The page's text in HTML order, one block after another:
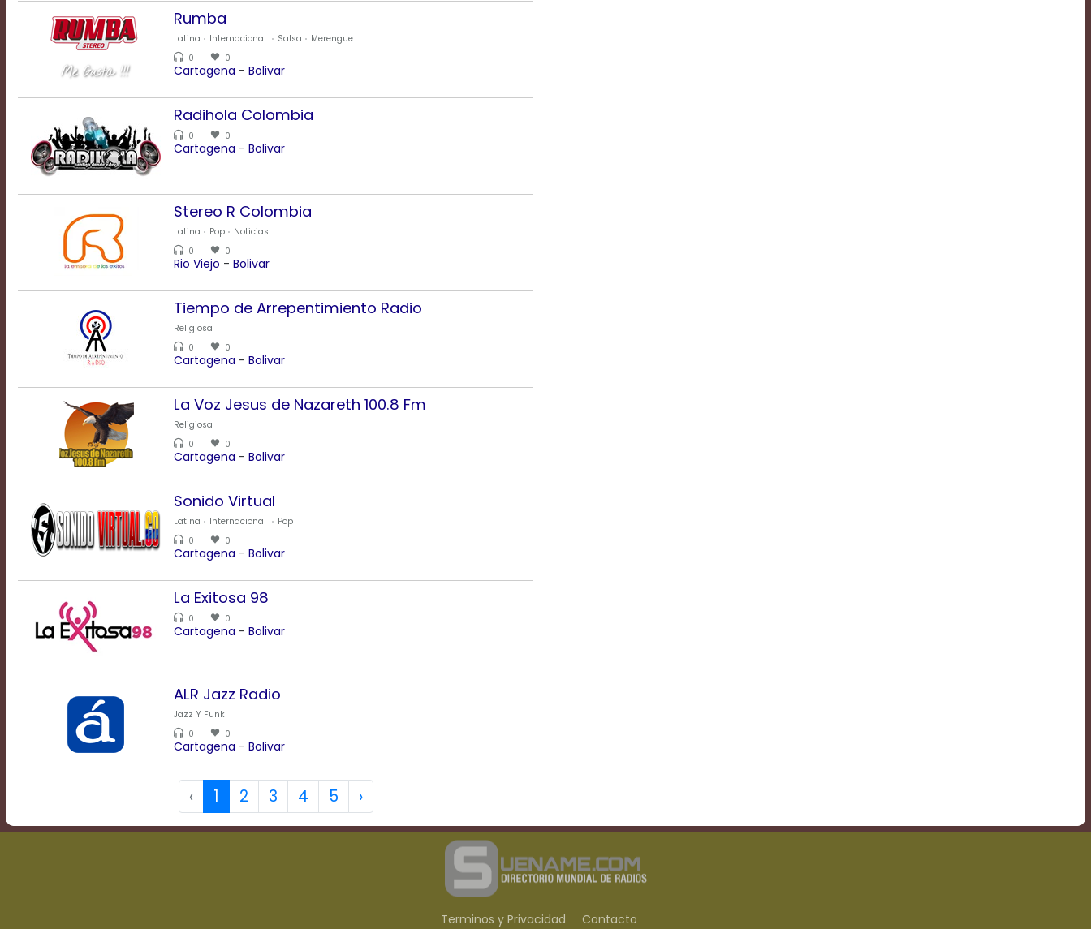
Window
Transparency
Size
Rumba
Latina Internacional Salsa
Merengue
0
0
Cartagena - Bolivar
Radihola Colombia
0 0
Cartagena - Bolivar
Stereo R Colombia
Latina Pop
Noticias
0
0
Rio Viejo - Bolivar
Tiempo de Arrepentimiento Radio
Religiosa
0
0
Cartagena - Bolivar
La Voz Jesus de Nazareth 100.8 Fm
Religiosa
0
0
Cartagena - Bolivar
Sonido Virtual
Latina Internacional
Pop
0
0
Cartagena - Bolivar
La Exitosa 98
0 0
Cartagena - Bolivar
ALR Jazz Radio
Jazz Y Funk
0
0
Cartagena - Bolivar
‹ 1 2 3 4 5 ›
Terminos y Privacidad Contacto